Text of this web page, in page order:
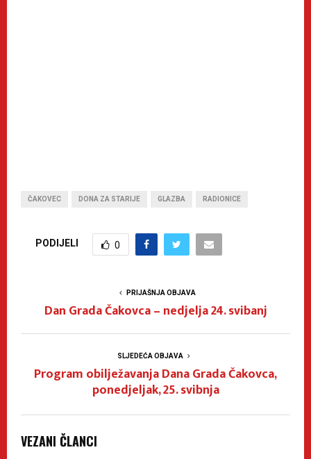
ČAKOVEC DONA ZA STARIJE GLAZBA RADIONICE
PODIJELI 0
PRIJAŠNJA OBJAVA
Dan Grada Čakovca – nedjelja 24. svibanj
SLJEDEĆA OBJAVA
Program obilježavanja Dana Grada Čakovca,
ponedjeljak, 25. svibnja
VEZANI ČLANCI